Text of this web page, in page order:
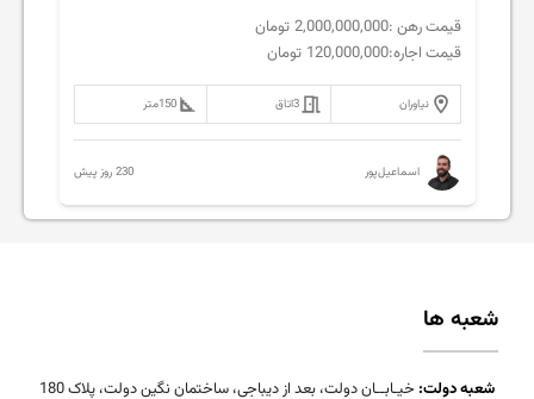
قیمت رهن :2,000,000,000 تومان
قیمت اجاره:120,000,000 تومان
نیاوران 3اتاق 150متر
اسماعیل‌پور 230 روز پیش
شعبه ها
شعبه دولت: خیـابــان دولت، بعد از دیباجی، ساختمان نگین دولت، پلاک 180